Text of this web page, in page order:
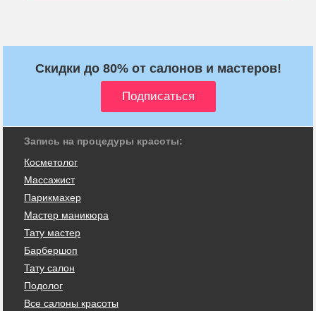
Скидки до 80% от салонов и мастеров!
Запись на процедуры красоты:
Косметолог
Массажист
Парикмахер
Мастер маникюра
Тату мастер
Барбершоп
Тату салон
Подолог
Все салоны красоты